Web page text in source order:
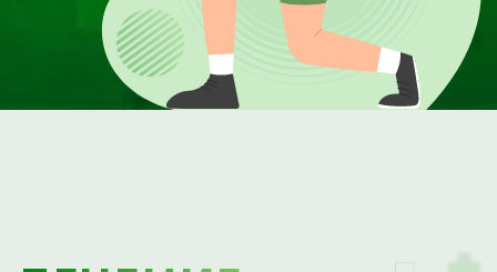
Артриты
Синовиты
юридическая